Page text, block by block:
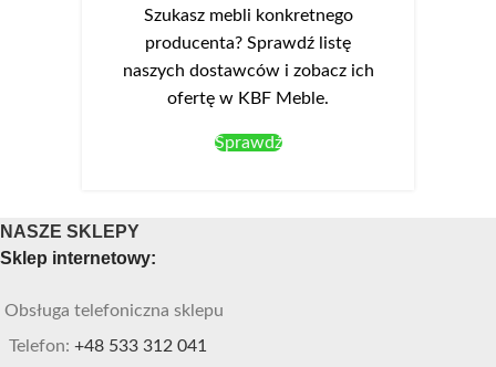
Szukasz mebli konkretnego
producenta? Sprawdź listę
naszych dostawców i zobacz ich
ofertę w KBF Meble.
Sprawdź
NASZE SKLEPY
Sklep internetowy:
Obsługa telefoniczna sklepu
Telefon: +48 533 312 041